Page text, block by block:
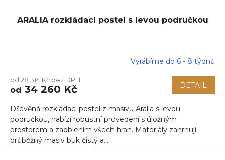
ARALIA rozkládací postel s levou područkou
Vyrábíme do 6 - 8 týdnů
od 28 314 Kč bez DPH
od 34 260 Kč DETAIL
Dřevěná rozkládací postel z masivu Aralia s levou
područkou, nabízí robustní provedení s úložným
prostorem a zaoblením všech hran. Materiály zahrnují
průběžný masiv buk čistý a...